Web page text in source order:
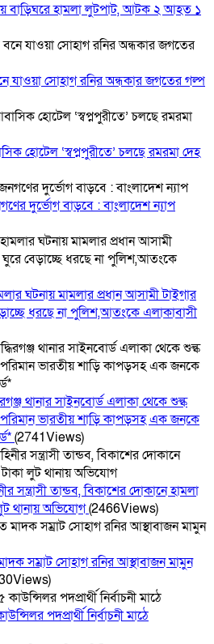
বাড়িঘরে হামলা লুটপাট, আটক ২ আহত ১
যাওয়া সোহাগ রনির অন্ধকার জগতের গল্প
হোটেল ‘স্বপ্নপুরীতে’ চলছে রমরমা দেহ
দুর্ভোগ বাড়বে : বাংলাদেশ ন্যাপ
ঘটনায় মামলার প্রধান আসামী টাইগার
ধরছে না পুলিশ,আতংকে এলাকাবাসী
থানার সাইনবোর্ড এলাকা থেকে শুল্ক
ভারতীয় শাড়ি কাপড়সহ এক জনকে
(2741Views)
সন্ত্রাসী তান্ডব, বিকাশের দোকানে হামলা
থানায় অভিযোগ(2466Views)
সম্রাট সোহাগ রনির আস্থাবাজন মামুন
পদপ্রার্থী নির্বাচনী মাঠে